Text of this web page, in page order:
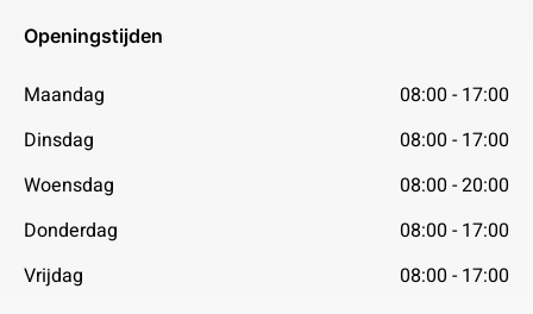
Openingstijden
Maandag
08:00 - 17:00
Dinsdag
08:00 - 17:00
Woensdag
08:00 - 20:00
Donderdag
08:00 - 17:00
Vrijdag
08:00 - 17:00